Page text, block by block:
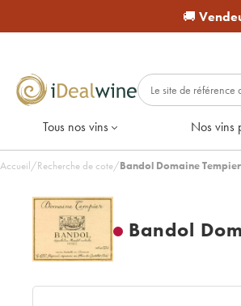
🚚
Tous nos vins Nos vins
Accueil/Recherche de cote/Bandol Domaine
Bandol